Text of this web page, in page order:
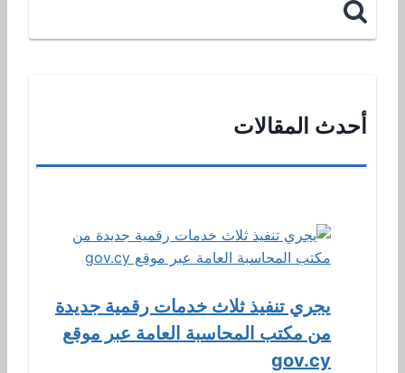
أحدث المقالات
يجري تنفيذ ثلاث خدمات رقمية جديدة
من مكتب المحاسبة العامة عبر موقع
gov.cy